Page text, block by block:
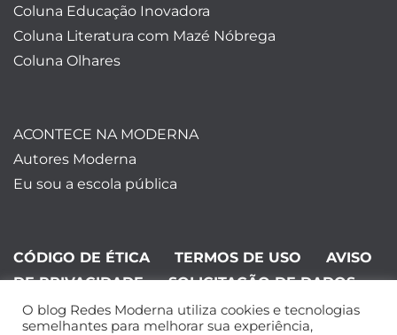
Coluna Educação Inovadora
Coluna Literatura com Mazé Nóbrega
Coluna Olhares
ACONTECE NA MODERNA
Autores Moderna
Eu sou a escola pública
CÓDIGO DE ÉTICA TERMOS DE USO
AVISO
DE PRIVACIDADE
SOLICITAÇÃO DE DADOS
©Editora Moderna 2024. Todos os
O blog Redes Moderna utiliza cookies e tecnologias
semelhantes para melhorar sua experiência,